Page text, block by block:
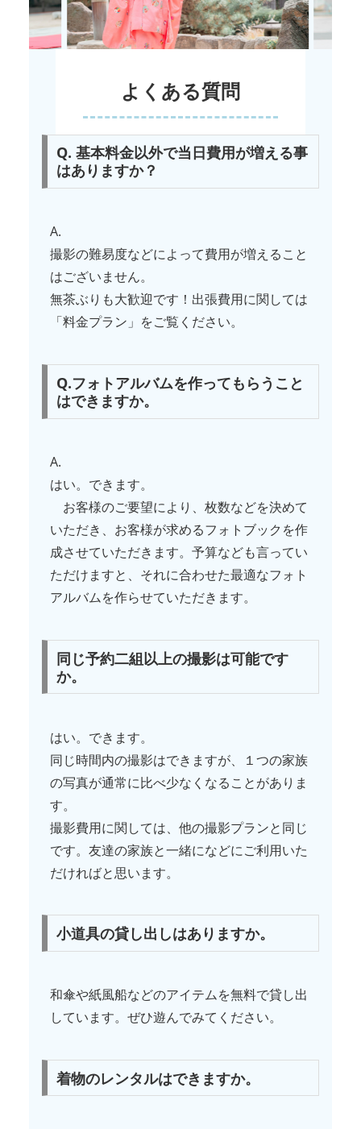
よくある質問
Q. 基本料金以外で当日費用が増える事
はありますか？
A.
撮影の難易度などによって費用が増えること
はございません。
無茶ぶりも大歓迎です！出張費用に関しては
「料金プラン」をご覧ください。
Q.フォトアルバムを作ってもらうこと
はできますか。
A.
はい。できます。
お客様のご要望により、枚数などを決めて
いただき、お客様が求めるフォトブックを作
成させていただきます。予算なども言ってい
ただけますと、それに合わせた最適なフォト
アルバムを作らせていただきます。
同じ予約二組以上の撮影は可能です
か。
はい。できます。
同じ時間内の撮影はできますが、１つの家族
の写真が通常に比べ少なくなることがありま
す。
撮影費用に関しては、他の撮影プランと同じ
です。友達の家族と一緒になどにご利用いた
だければと思います。
小道具の貸し出しはありますか。
和傘や紙風船などのアイテムを無料で貸し出
しています。ぜひ遊んでみてください。
着物のレンタルはできますか。